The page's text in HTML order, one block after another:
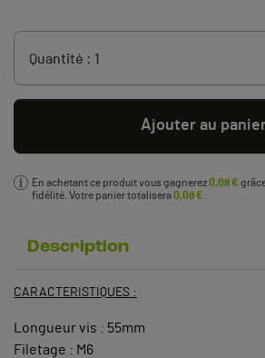
Ajouter au
En achetant ce produit vous gagnerez0,08 €
fidélité. Votre panier totalisera0,08 €
Description
CARACTERISTIQUES :
Longueur vis : 55mm
Filetage : M6